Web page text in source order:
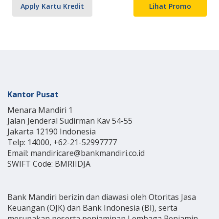
Apply Kartu Kredit Lihat Promo
Kantor Pusat
Menara Mandiri 1
Jalan Jenderal Sudirman Kav 54-55
Jakarta 12190 Indonesia
Telp: 14000, +62-21-52997777
Email: mandiricare@bankmandiri.co.id
SWIFT Code: BMRIIDJA
Bank Mandiri berizin dan diawasi oleh Otoritas Jasa
Keuangan (OJK) dan Bank Indonesia (BI), serta